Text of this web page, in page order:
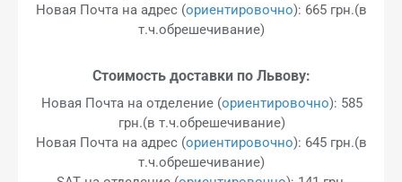
Новая Почта на адрес (ориентировочно): 665 грн.(в
т.ч.обрешечивание)
Стоимость доставки по Львову:
Новая Почта на отделение (ориентировочно): 585
грн.(в т.ч.обрешечивание)
Новая Почта на адрес (ориентировочно): 645 грн.(в
т.ч.обрешечивание)